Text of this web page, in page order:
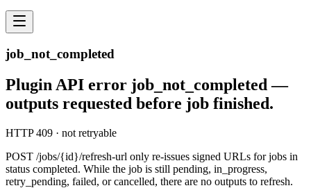
job_not_completed
Plugin API error job_not_completed —
outputs requested before job finished.
HTTP 409 · not retryable
POST /jobs/{id}/refresh-url only re-issues signed URLs for jobs in
status completed. While the job is still pending, in_progress,
retry_pending, failed, orcancelled, there are no outputs to refresh.